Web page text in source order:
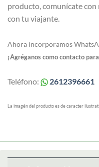
producto, comunícate
con tu viajante.
Ahora incorporamos
¡Agréganos como contacto
Teléfono: 2612396661
La imagén del producto es de caracter